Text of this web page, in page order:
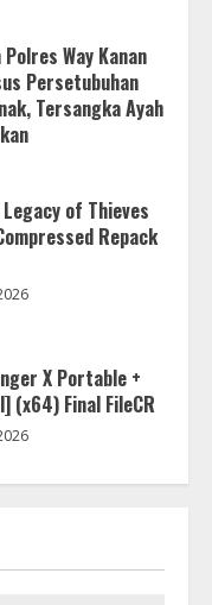
of Thieves
Repack
X Portable +
(x64) Final FileCR
City 2 Cracked
Updated
.torrent
AVC Dual Audio